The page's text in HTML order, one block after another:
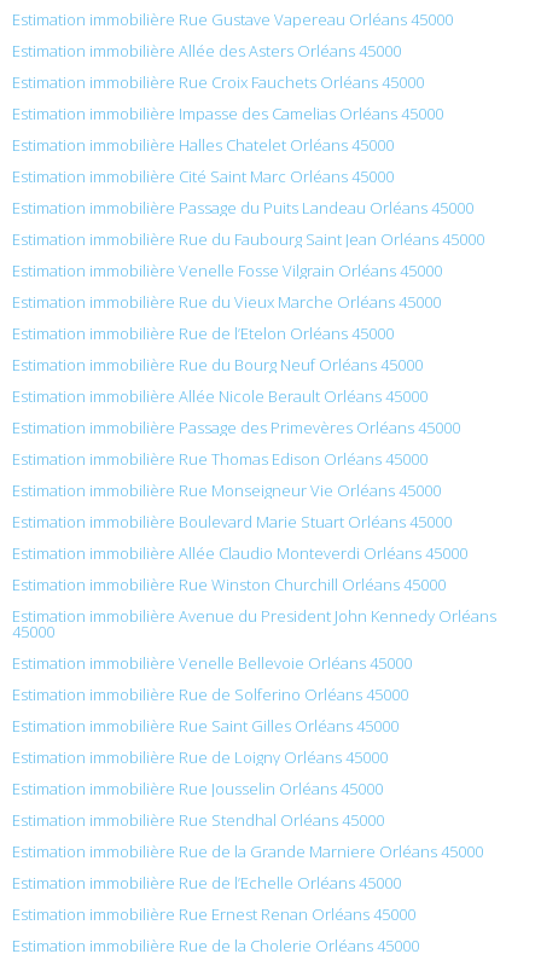
Estimation immobilière Rue Gustave Vapereau Orléans 45000
Estimation immobilière Allée des Asters Orléans 45000
Estimation immobilière Rue Croix Fauchets Orléans 45000
Estimation immobilière Impasse des Camelias Orléans 45000
Estimation immobilière Halles Chatelet Orléans 45000
Estimation immobilière Cité Saint Marc Orléans 45000
Estimation immobilière Passage du Puits Landeau Orléans 45000
Estimation immobilière Rue du Faubourg Saint Jean Orléans 45000
Estimation immobilière Venelle Fosse Vilgrain Orléans 45000
Estimation immobilière Rue du Vieux Marche Orléans 45000
Estimation immobilière Rue de l’Etelon Orléans 45000
Estimation immobilière Rue du Bourg Neuf Orléans 45000
Estimation immobilière Allée Nicole Berault Orléans 45000
Estimation immobilière Passage des Primevères Orléans 45000
Estimation immobilière Rue Thomas Edison Orléans 45000
Estimation immobilière Rue Monseigneur Vie Orléans 45000
Estimation immobilière Boulevard Marie Stuart Orléans 45000
Estimation immobilière Allée Claudio Monteverdi Orléans 45000
Estimation immobilière Rue Winston Churchill Orléans 45000
Estimation immobilière Avenue du President John Kennedy Orléans
45000
Estimation immobilière Venelle Bellevoie Orléans 45000
Estimation immobilière Rue de Solferino Orléans 45000
Estimation immobilière Rue Saint Gilles Orléans 45000
Estimation immobilière Rue de Loigny Orléans 45000
Estimation immobilière Rue Jousselin Orléans 45000
Estimation immobilière Rue Stendhal Orléans 45000
Estimation immobilière Rue de la Grande Marniere Orléans 45000
Estimation immobilière Rue de l’Echelle Orléans 45000
Estimation immobilière Rue Ernest Renan Orléans 45000
Estimation immobilière Rue de la Cholerie Orléans 45000